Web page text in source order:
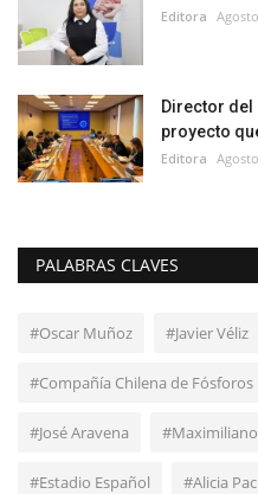
Editora
Director del
proyecto
Editora
PALABRAS CLAVES
#Oscar Muñoz #Javier Véliz
#Compañía Chilena de Fósforos
#José Aravena
#Estadio Español #Alicia